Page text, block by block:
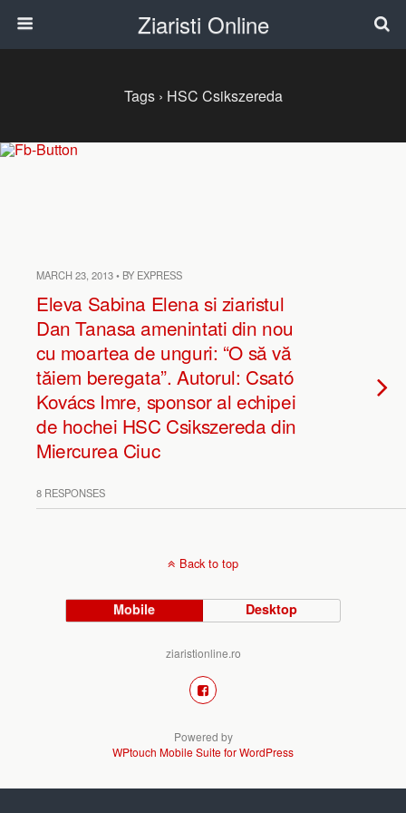
Ziaristi Online
Tags › HSC Csikszereda
MARCH 23, 2013 • BY EXPRESS
Eleva Sabina Elena si ziaristul
Dan Tanasa amenintati din nou
cu moartea de unguri: “O să vă
tăiem beregata”. Autorul: Csató
Kovács Imre, sponsor al echipei
de hochei HSC Csikszereda din
Miercurea Ciuc
8 RESPONSES
Back to top
Mobile Desktop
ziaristionline.ro
Powered by
WPtouch Mobile Suite for WordPress